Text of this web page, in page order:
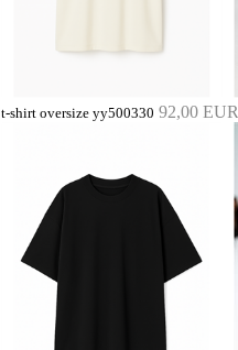
t-shirt oversize yy500330 92,00 EUR